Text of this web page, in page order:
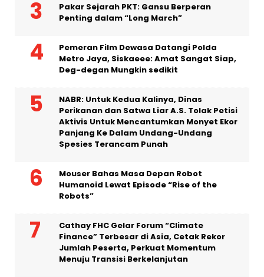
Pakar Sejarah PKT: Gansu Berperan
Penting dalam “Long March”
Pemeran Film Dewasa Datangi Polda
Metro Jaya, Siskaeee: Amat Sangat Siap,
Deg-degan Mungkin sedikit
NABR: Untuk Kedua Kalinya, Dinas
Perikanan dan Satwa Liar A.S. Tolak Petisi
Aktivis Untuk Mencantumkan Monyet Ekor
Panjang Ke Dalam Undang-Undang
Spesies Terancam Punah
Mouser Bahas Masa Depan Robot
Humanoid Lewat Episode “Rise of the
Robots”
Cathay FHC Gelar Forum “Climate
Finance” Terbesar di Asia, Cetak Rekor
Jumlah Peserta, Perkuat Momentum
Menuju Transisi Berkelanjutan